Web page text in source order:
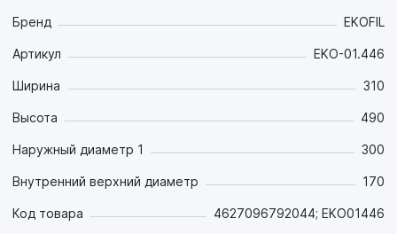
Бренд EKOFIL
Артикул EKO-01.446
Ширина 310
Высота 490
Наружный диаметр 1 300
Внутренний верхний диаметр 170
Код товара 4627096792044; EKO01446